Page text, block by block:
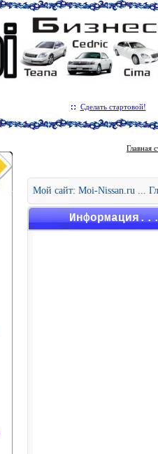
Сделать стартовой!
Главная
Мой сайт: Moi-Nissan.ru ...